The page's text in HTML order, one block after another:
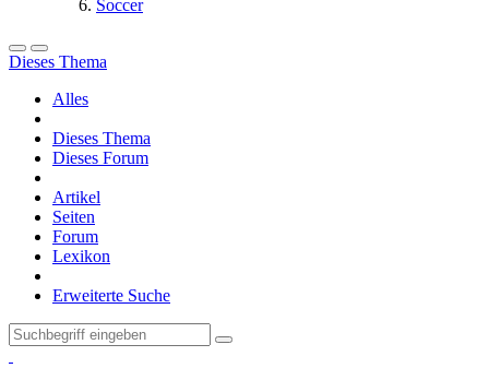
Soccer
Dieses Thema
Alles
Dieses Thema
Dieses Forum
Artikel
Seiten
Forum
Lexikon
Erweiterte Suche